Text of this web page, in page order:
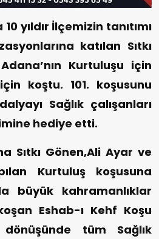
yıldır İlçemizin tanıtımı
katılan Sıtkı
Kurtuluşu için
koştu. 101. koşusunu
Sağlık çalışanları
hediye etti.
Sıtkı Gönen,Ali Ayar ve
Kurtuluş koşusuna
büyük kahramanlıklar
Eshab-ı Kehf Koşu
tüm Sağlık